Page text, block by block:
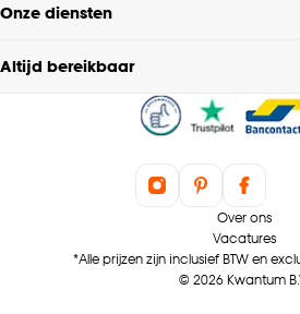
Onze diensten
Altijd bereikbaar
Over ons
Vacatures
*Alle prijzen zijn inclusief BTW en
© 2026 Kwantum